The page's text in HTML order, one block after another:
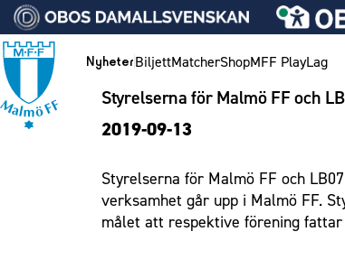
Vidare till innehållet
NyheterBiljettMatcherShopMFF PlayLag
Nyheter
Nyheter
Kalender
Biljett
Årskort herr
Mitt MFF
Biljetter till bortamatcher
Lag och spelare
Lag
Herrlaget
Ledarstab
Damlaget
Medlem
Medlemskap i Malmö FF
Årsmöte 2026
MFF Ungdom
Sommarfotboll
Fotbollsskolan
Fotbollsnätverket
Bli företagspartner
Nätverket
Partner dam
Eleda Stadion
Erics Bar & Restaurang
MFF-museet & rundvandringar
1910 Event
Fest & Event
Möte
Mässa
Hållbarhet
Himmelsblå framtid – en match
Laget för alla
Nattfotboll
Om Malmö FF
Kontakt
Historik – herrlaget
Historik – damlaget
Styrelserna för Malmö FF och
2019-09-13
Styrelserna för Malmö FF och
verksamhet går upp i Malmö FF.
målet att respektive förening